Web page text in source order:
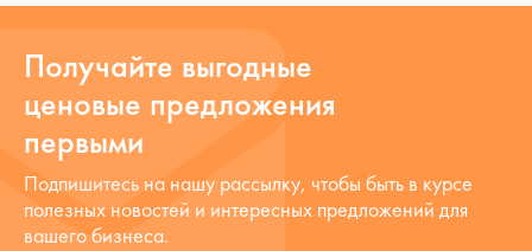
Получайте выгодные
ценовые предложения
первыми
Подпишитесь на нашу рассылку, чтобы быть в курсе
полезных новостей и интересных предложений для
вашего бизнеса.